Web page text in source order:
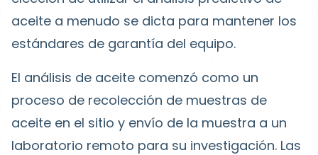
aceite a menudo se dicta para mantener los
estándares de garantía del equipo.
El análisis de aceite comenzó como un
proceso de recolección de muestras de
aceite en el sitio y envío de la muestra a un
laboratorio remoto para su investigación. Las